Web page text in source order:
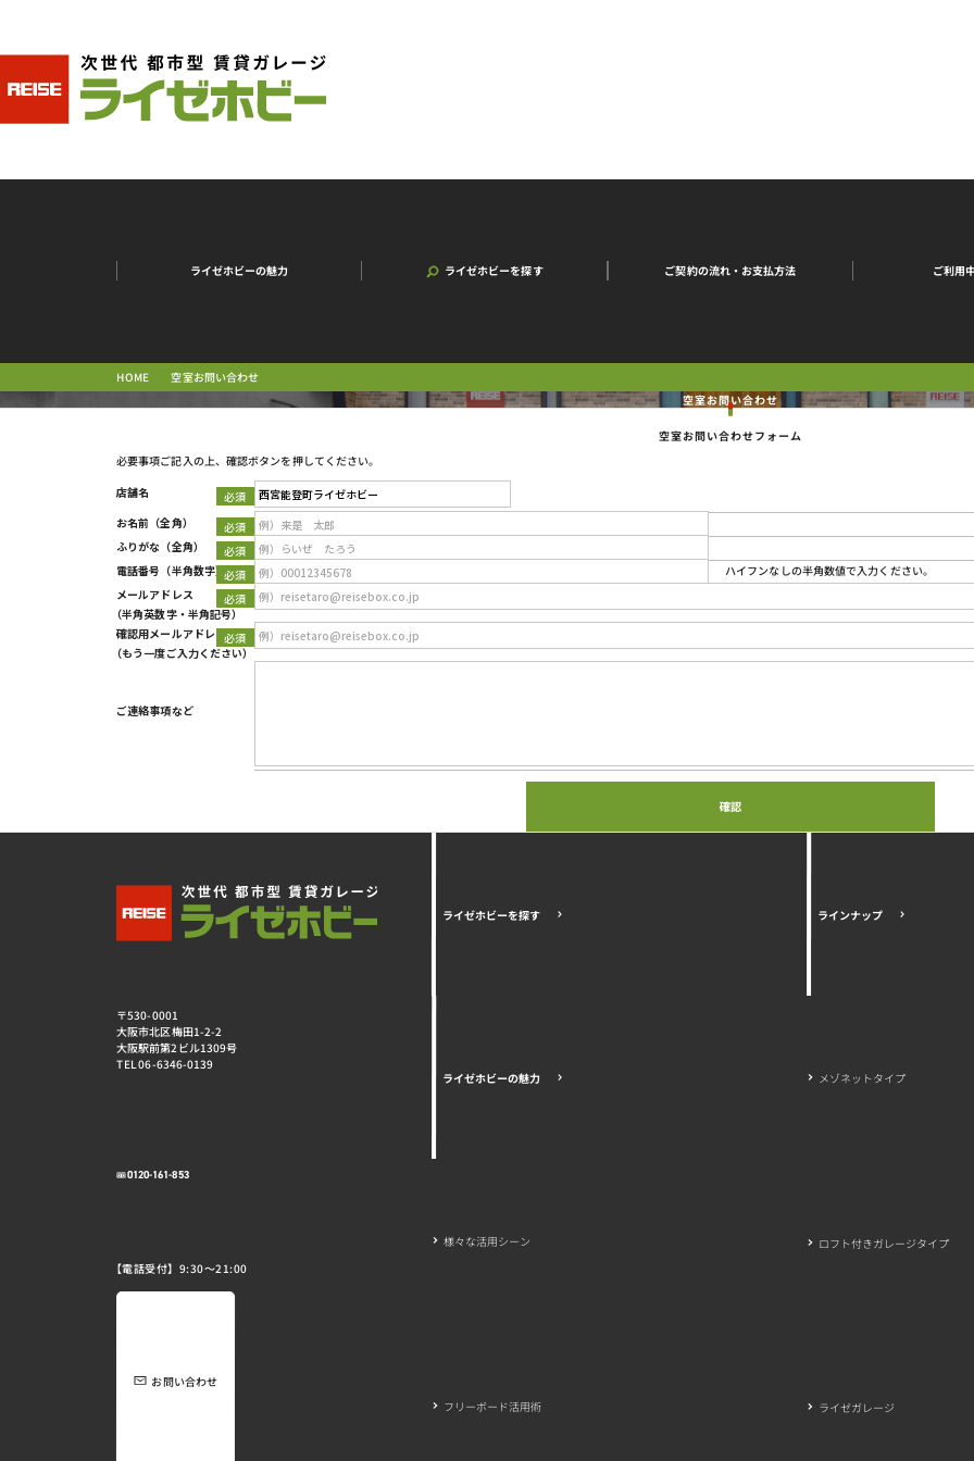
ライゼホビーの魅力 ライゼホビーを探す ご契約の流れ・お支払方法 ご利用
HOME 空室お問い合わせ
空室お問い合わせ
空室お問い合わせフォーム
必要事項ご記入の上、確認ボタンを押してください。
店舗名
Type 2 or more characters for results.
お名前 （全角）
ふりがな （全角）
電話番号 （半角数字） ハイフンなしの半角数値で入力ください。
メールアドレス
（半角英数字・半角記号）
確認用メールアドレス
（もう一度ご入力ください）
ご連絡事項など
〒530-0001
大阪市北区梅田1-2-2
大阪駅前第2ビル1309号
TEL 06-6346-0139
0120-161-853
【電話受付】9:30～21:00
お問い合わせ
ライゼホビーを探す
ライゼホビーの魅力
様々な活用シーン
フリーボード活用術
ラインナップ
メゾネットタイプ
ロフト付きガレージタイプ
ライゼガレージ